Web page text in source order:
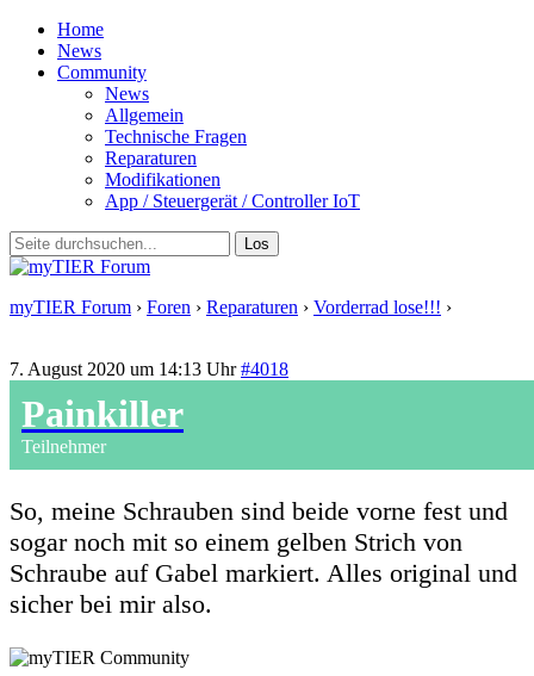
Home
News
Community
News
Allgemein
Technische Fragen
Reparaturen
Modifikationen
App / Steuergerät / Controller IoT
myTIER Forum › Foren › Reparaturen › Vorderrad lose!!! ›
7. August 2020 um 14:13 Uhr #4018
Painkiller
Teilnehmer
So, meine Schrauben sind beide vorne fest und
sogar noch mit so einem gelben Strich von
Schraube auf Gabel markiert. Alles original und
sicher bei mir also.